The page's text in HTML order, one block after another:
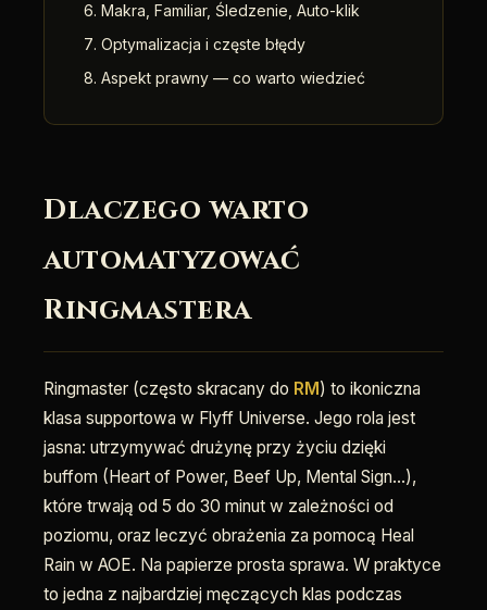
Makra, Familiar, Śledzenie, Auto-klik
Optymalizacja i częste błędy
Aspekt prawny — co warto wiedzieć
Dlaczego warto
automatyzować
Ringmastera
Ringmaster (często skracany do RM) to ikoniczna
klasa supportowa w Flyff Universe. Jego rola jest
jasna: utrzymywać drużynę przy życiu dzięki
buffom (Heart of Power, Beef Up, Mental Sign…),
które trwają od 5 do 30 minut w zależności od
poziomu, oraz leczyć obrażenia za pomocą Heal
Rain w AOE. Na papierze prosta sprawa. W praktyce
to jedna z najbardziej męczących klas podczas